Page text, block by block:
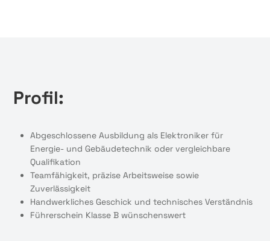
Profil:
Abgeschlossene Ausbildung als Elektroniker für
Energie- und Gebäudetechnik oder vergleichbare
Qualifikation
Teamfähigkeit, präzise Arbeitsweise sowie
Zuverlässigkeit
Handwerkliches Geschick und technisches Verständnis
Führerschein Klasse B wünschenswert